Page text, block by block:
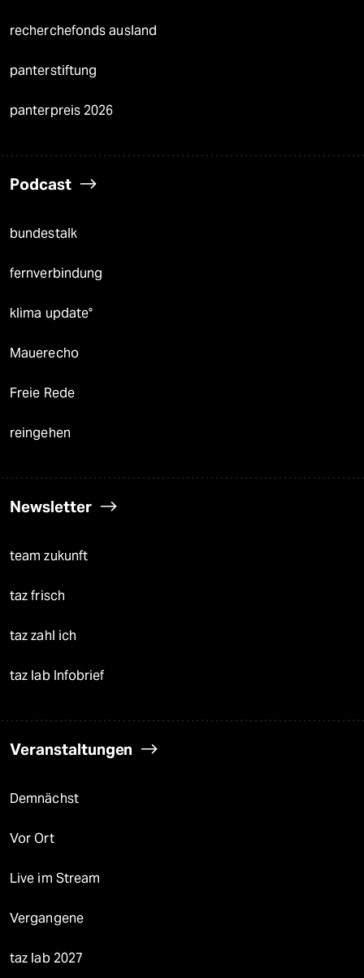
recherchefonds ausland
panterstiftung
panterpreis 2026
Podcast
bundestalk
fernverbindung
klima update°
Mauerecho
Freie Rede
reingehen
Newsletter
team zukunft
taz frisch
taz zahl ich
taz lab Infobrief
Veranstaltungen
Demnächst
Vor Ort
Live im Stream
Vergangene
taz lab 2027